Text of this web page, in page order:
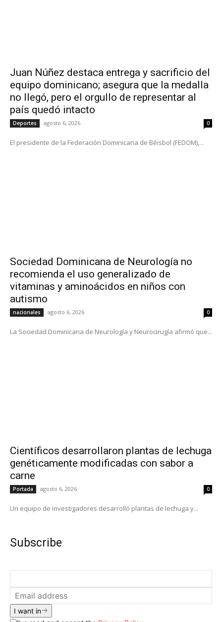
Juan Núñez destaca entrega y sacrificio del
equipo dominicano; asegura que la medalla
no llegó, pero el orgullo de representar al
país quedó intacto
Deportes agosto 6, 2026 0
El presidente de la Federación Dominicana de Béisbol (FEDOM),...
Sociedad Dominicana de Neurología no
recomienda el uso generalizado de
vitaminas y aminoácidos en niños con
autismo
nacionales agosto 6, 2026 0
La Sociedad Dominicana de Neurología y Neurocirugía afirmó que...
Científicos desarrollaron plantas de lechuga
genéticamente modificadas con sabor a
carne
Portada agosto 6, 2026 0
Un equipo de investigadores desarrolló plantas de lechuga y...
Subscribe
I want in